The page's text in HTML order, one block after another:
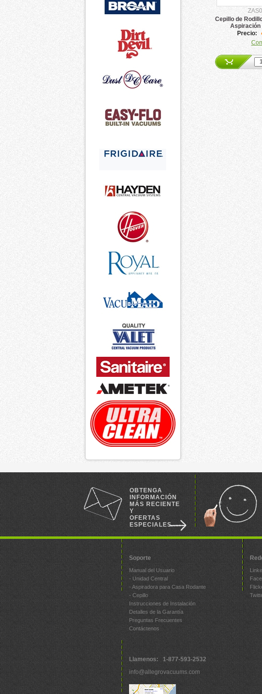
Cepillo de
Aspiración
Precio:
OBTENGA
INFORMACIÓN
MÁS RECIENTE
Y
OFERTAS
ESPECIALES
Soporte
Manual del Usuario
- Unidad Central
- Aspiradora para Casa Rodante
- Cepillo
Instrucciones de Instalación
Detalles de la Garantía
Preguntas Frecuentes
Contáctenos
Llamenos: 1-877-593-2532
info@allegrovacuums.com